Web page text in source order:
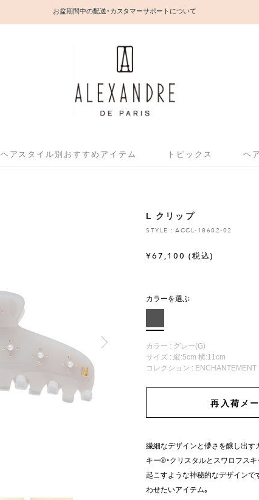
お盆期間中の配送・カスタマーサポートについて
ヘアスタイル別おすすめアイテム トピックス ヘ
L クリップ
STYLE：ACCL-18602-02
¥67,100 (税込)
カラーを選ぶ
カラー : グレー(G)
サイズ : 縦:5cm 横:11cm
コレクション : ENCHANTEMENT
再入荷メ
繊細なデザインと儚さを醸し出す
キー®・クリスタルとスワロフス
起こすような神秘的なデザイン
わせたいアイテム。